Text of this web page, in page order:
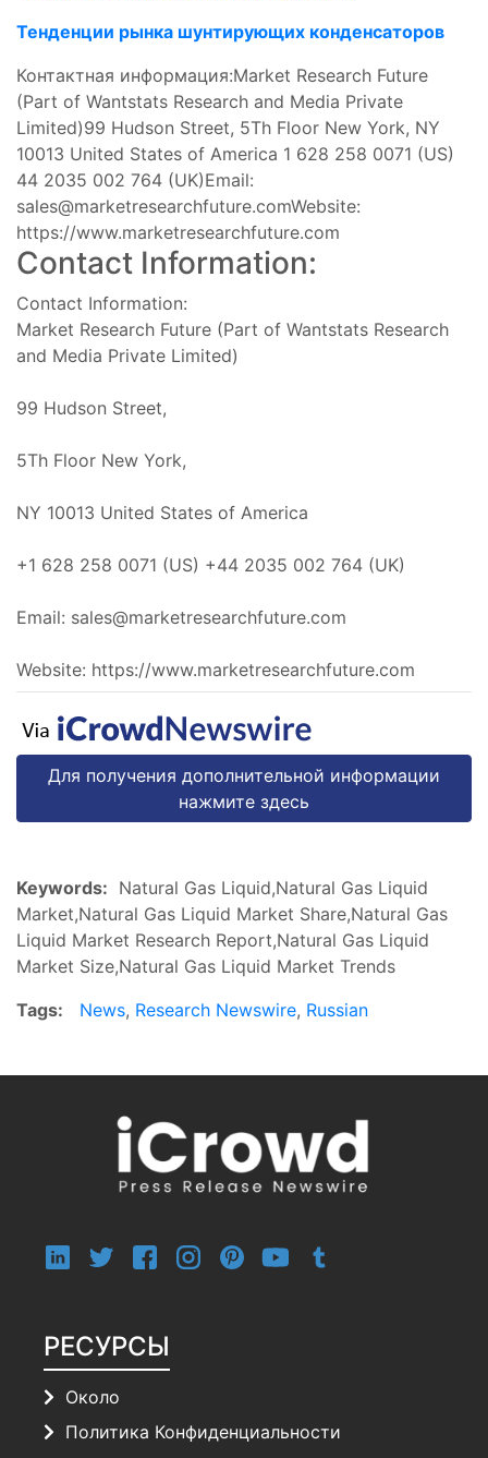
Тенденции рынка шунтирующих конденсаторов
Контактная информация:Market Research Future
(Part of Wantstats Research and Media Private
Limited)99 Hudson Street, 5Th Floor New York, NY
10013 United States of America 1 628 258 0071 (US)
44 2035 002 764 (UK)Email:
sales@marketresearchfuture.comWebsite:
https://www.marketresearchfuture.com
Contact Information:
Contact Information:
Market Research Future (Part of Wantstats Research
and Media Private Limited)
99 Hudson Street,
5Th Floor New York,
NY 10013 United States of America
+1 628 258 0071 (US) +44 2035 002 764 (UK)
Email: sales@marketresearchfuture.com
Website: https://www.marketresearchfuture.com
Для получения дополнительной информации
нажмите здесь
Keywords: Natural Gas Liquid,Natural Gas Liquid
Market,Natural Gas Liquid Market Share,Natural Gas
Liquid Market Research Report,Natural Gas Liquid
Market Size,Natural Gas Liquid Market Trends
Tags:
News, Research Newswire, Russian
РЕСУРСЫ
Около
Политика Конфиденциальности